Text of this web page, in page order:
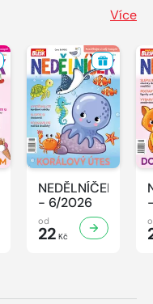
Více
NEDĚLNÍČEK
- 6/2026
od
22 Kč